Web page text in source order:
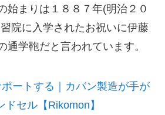
始まりは１８８７年(明治２０
院に入学されたお祝いに伊藤
通学鞄だと言われています。
ートする｜カバン製造が手が
ドセル【Rikomon】